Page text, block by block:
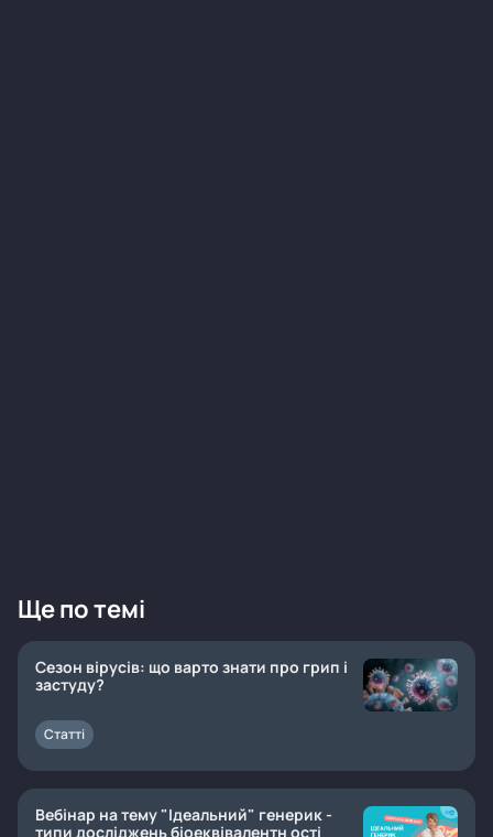
Ще по темі
Сезон вірусів: що варто знати про грип і
застуду?
Статті
Вебінар на тему "Ідеальний" генерик -
типи досліджень біоеквівалентн ості